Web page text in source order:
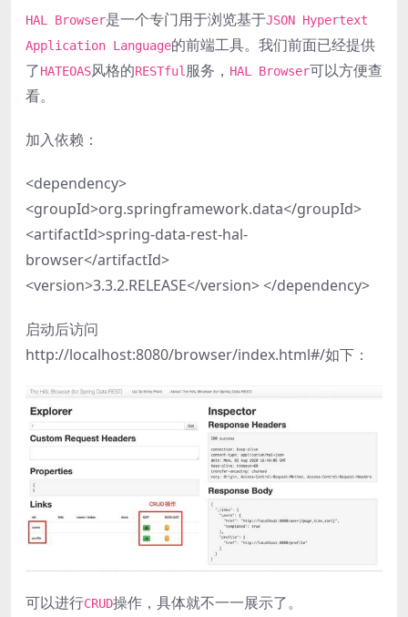
HAL Browser是一个专门用于浏览基于JSON Hypertext
Application Language的前端工具。我们前面已经提供
了HATEOAS风格的RESTful 服务， HAL Browser可以方便查
看。
加入依赖：
<dependency>
<groupId>org.springframework.data</groupId>
<artifactId>spring-data-rest-hal-
browser</artifactId>
<version>3.3.2.RELEASE</version> </dependency>
启动后访问
http://localhost:8080/browser/index.html#/如下：
可以进行CRUD操作，具体就不一一展示了。